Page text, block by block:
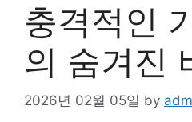
충격적인
의 숨겨진
2026년 02월 05일 by